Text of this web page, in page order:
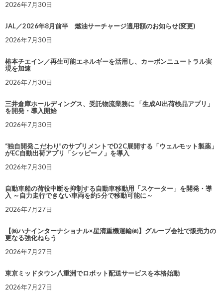
2026年7月30日
JAL／2026年8月前半 燃油サーチャージ適用額のお知らせ(変更)
2026年7月30日
椿本チエイン／再生可能エネルギーを活用し、カーボンニュートラル実
現を加速
2026年7月30日
三井倉庫ホールディングス、受託物流業務に 「生成AI出荷検品アプリ」
を開発・導入開始
2026年7月30日
“独自開発こだわり”のサプリメントでD2C展開する「ウェルモット製薬」
がEC自動出荷アプリ「シッピーノ」を導入
2026年7月30日
自動車船の荷役中断を抑制する自動車移動用「スケーター」を開発・導
入 ～自力走行できない車両を約5分で移動可能に～
2026年7月27日
【㈱ハナインターナショナル×星清重機運輸㈱】グループ会社で販売力の
更なる強化ねらう
2026年7月27日
東京ミッドタウン八重洲でロボット配送サービスを本格始動
2026年7月27日